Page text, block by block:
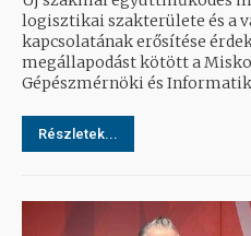
logisztikai szakterülete és a
kapcsolatának erősítése
megállapodást kötött a
Gépészmérnöki és
Részletek...